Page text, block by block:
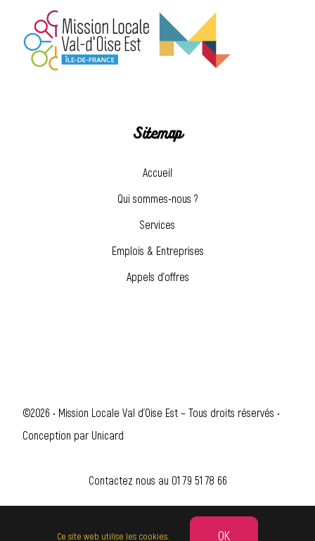
Sitemap
Accueil
Qui sommes-nous ?
Services
Emplois & Entreprises
Appels d’offres
©2026 • Mission Locale Val d'Oise Est – Tous droits réservés •
Conception par Unicard
Contactez nous au 01 79 51 78 66
Ce site web utilise les cookies. OK